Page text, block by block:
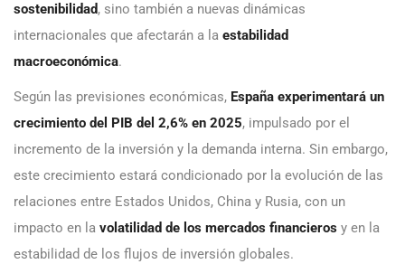
sostenibilidad, sino también a nuevas dinámicas
internacionales que afectarán a la estabilidad
macroeconómica.
Según las previsiones económicas, España experimentará un
crecimiento del PIB del 2,6% en 2025, impulsado por el
incremento de la inversión y la demanda interna. Sin embargo,
este crecimiento estará condicionado por la evolución de las
relaciones entre Estados Unidos, China y Rusia, con un
impacto en la volatilidad de los mercados financieros y en la
estabilidad de los flujos de inversión globales.